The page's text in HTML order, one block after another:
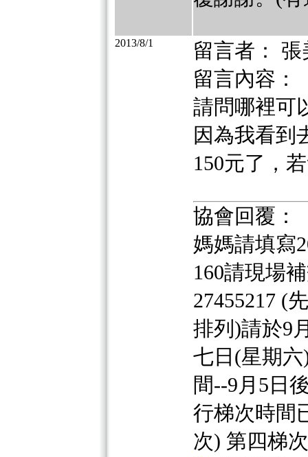
2013/8/1
留言者： 張
留言內容：
請問哪裡可
因為我看到
150元了，
協會回覆：
媽媽請填寫
160請現場
27455217 (
排列)請於9
七日(星期
間--9月5日
行梯次時間
次) 第四梯